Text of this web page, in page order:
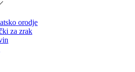
orodje
za zrak